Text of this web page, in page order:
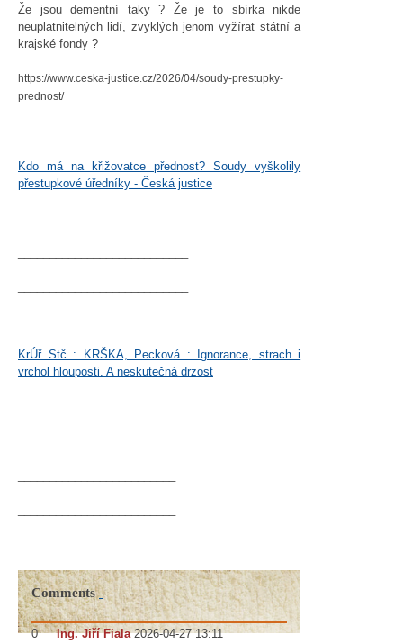
Že jsou dementní taky ? Že je to sbírka nikde
neuplatnitelných lidí, zvyklých jenom vyžírat státní a
krajské fondy ?
https://www.ceska-justice.cz/2026/04/soudy-prestupky-
prednost/
Kdo má na křižovatce přednost? Soudy vyškolily
přestupkové úředníky - Česká justice
KrÚř Stč : KRŠKA, Pecková : Ignorance, strach i
vrchol hlouposti. A neskutečná drzost
Comments
0 # Ing. Jiří Fiala 2026-04-27 13:11